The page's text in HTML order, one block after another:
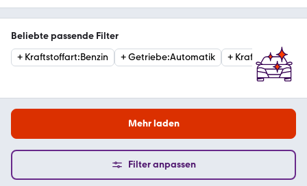
Beliebte passende Filter
+ Kraftstoffart:Benzin +Getriebe:Automatik + Kraftstoffart
Mehr laden
Filter anpassen